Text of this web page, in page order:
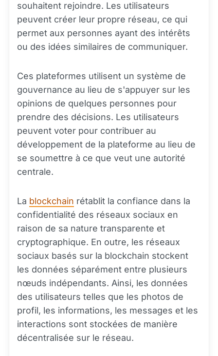
souhaitent rejoindre. Les utilisateurs
peuvent créer leur propre réseau, ce qui
permet aux personnes ayant des intérêts
ou des idées similaires de communiquer.
Ces plateformes utilisent un système de
gouvernance au lieu de s'appuyer sur les
opinions de quelques personnes pour
prendre des décisions. Les utilisateurs
peuvent voter pour contribuer au
développement de la plateforme au lieu de
se soumettre à ce que veut une autorité
centrale.
La blockchain rétablit la confiance dans la
confidentialité des réseaux sociaux en
raison de sa nature transparente et
cryptographique. En outre, les réseaux
sociaux basés sur la blockchain stockent
les données séparément entre plusieurs
nœuds indépendants. Ainsi, les données
des utilisateurs telles que les photos de
profil, les informations, les messages et les
interactions sont stockées de manière
décentralisée sur le réseau.